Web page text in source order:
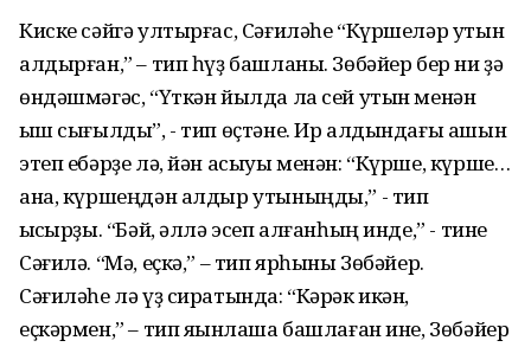
Киске сәйгә ултырғас, Сәғиләһе “Күршеләр утын
алдырған,” – тип һүҙ башланы. Зөбәйер бер ни ҙә
өндәшмәгәс, “Үткән йылда ла сей утын менән
ҡыш сығылды”, - тип өҫтәне. Ир алдындағы ашын
этеп ебәрҙе лә, йән асыуы менән: “Күрше, күрше…
ана, күршеңдән алдыр утыныңды,” - тип
ҡысҡырҙы. “Бәй, әллә эсеп алғанһың инде,” - тине
Сәғилә. “Мә, еҫкә,” – тип ярһыны Зөбәйер.
Сәғиләһе лә үҙ сиратында: “Кәрәк икән,
еҫкәрмен,” – тип яҡынлаша башлаған ине, Зөбәйер